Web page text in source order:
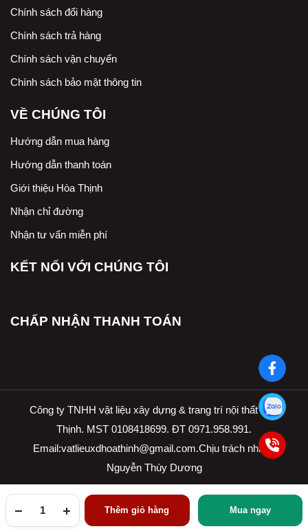
Thêm giỏ hàng Mua ngay
Chính sách đổi hàng
Chính sách trả hàng
Chính sách vận chuyển
Chính sách bảo mật thông tin
VỀ CHÚNG TÔI
Hướng dẫn mua hàng
Hướng dẫn thanh toán
Giới thiệu Hòa Thịnh
Nhận chỉ đường
Nhận tư vấn miễn phí
KẾT NỐI VỚI CHÚNG TÔI
CHẤP NHẬN THANH TOÁN
Công ty TNHH vật liệu xây dựng & trang trí nội thất Hòa
Thịnh. MST 0108418699. ĐT 0971.958.991.
Email:vatlieuxdhoathinh@gmail.com.Chịu trách nhiệm
Nguyễn Thùy Dương